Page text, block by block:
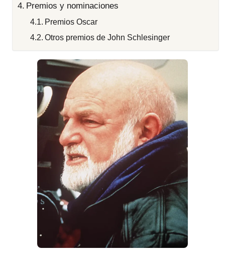
Premios y nominaciones
Premios Oscar
Otros premios de John Schlesinger